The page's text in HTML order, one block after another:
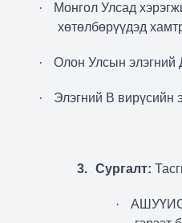
·
Монгол Улсад
хөтөлбөрүүдэд
· Олон Улсын элэгний
· Элэгний В вирүсийн
3. Сургалт:
·
АШУҮИС